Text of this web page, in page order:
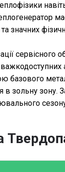
значних
сервісного
базового
в зольну зону.